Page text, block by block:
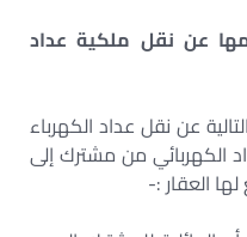
عن نقل ملكية عداد
عن نقل عداد الكهرباء
الكهربائي من مشترك إلى
العقار :-